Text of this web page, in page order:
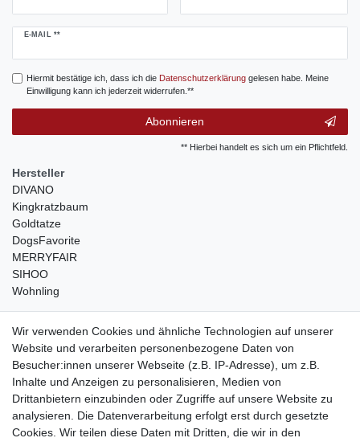
E-MAIL **
Newsletter
Hiermit bestätige ich, dass ich die Daten­schutz­erklärunggelesen habe. Meine
Einwilligung kann ich jederzeit widerrufen.**
Abonnieren
** Hierbei handelt es sich um ein Pflichtfeld.
Hersteller
DIVANO
Kingkratzbaum
Goldtatze
DogsFavorite
MERRYFAIR
SIHOO
Wohnling
weitere Shops
traumlampen- Lampen und Kronleuchter
kinderwagencenter- Exklusive und günstige Kinderwagen
gastrogeraete24- alles für Gastronomie und Imbiss
soziale Medien
Facebook
Wir verwenden Cookies und ähnliche Technologien auf unserer
Website und verarbeiten personenbezogene Daten von
Besucher:innen unserer Webseite (z.B. IP-Adresse), um z.B.
Inhalte und Anzeigen zu personalisieren, Medien von
Drittanbietern einzubinden oder Zugriffe auf unsere Website zu
analysieren. Die Datenverarbeitung erfolgt erst durch gesetzte
Cookies. Wir teilen diese Daten mit Dritten, die wir in den